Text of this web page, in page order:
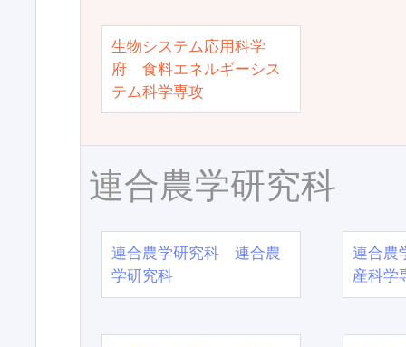
生物システム応用科学
府 食料エネルギーシス
テム科学専攻
連合農学研究科
連合農学研究科 連合農
学研究科
連合農
産科学